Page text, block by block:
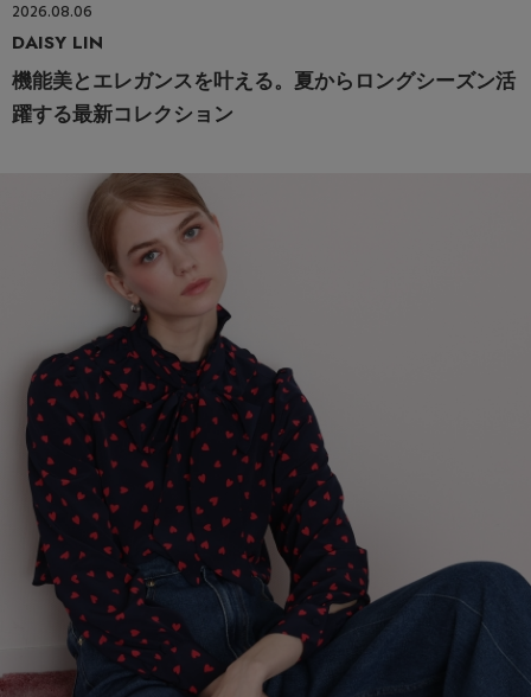
2026.08.06
DAISY LIN
機能美とエレガンスを叶える。夏からロングシーズン活
躍する最新コレクション